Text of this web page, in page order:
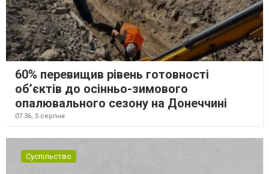
60% перевищив рівень готовності
об’єктів до осінньо-зимового
опалювального сезону на Донеччині
07:36, 5 серпня
Суспільство